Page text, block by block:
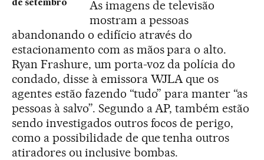
de setembro
As imagens de televisão
mostram a pessoas
abandonando o edifício através do
estacionamento com as mãos para o alto.
Ryan Frashure, um porta-voz da polícia do
condado, disse à emissora WJLA que os
agentes estão fazendo “tudo” para manter “as
pessoas à salvo”. Segundo a AP, também estão
sendo investigados outros focos de perigo,
como a possibilidade de que tenha outros
atiradores ou inclusive bombas.